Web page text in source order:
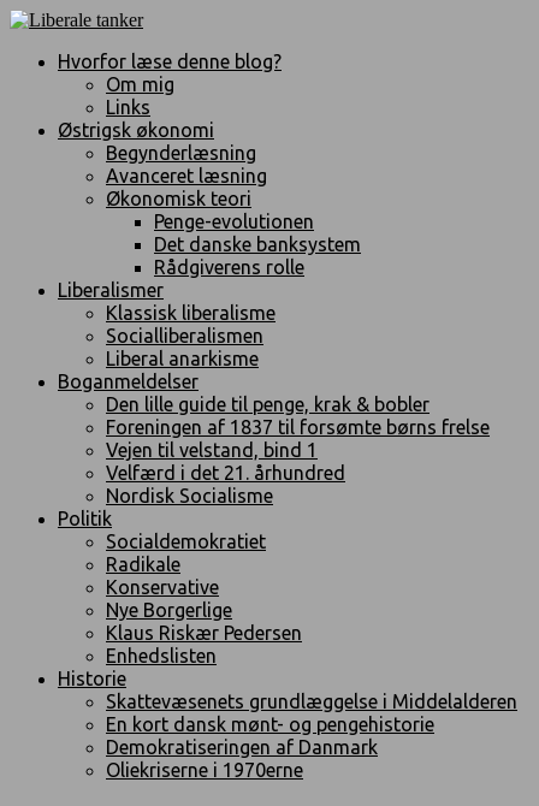
Hvorfor læse denne blog?
Om mig
Links
Østrigsk økonomi
Begynderlæsning
Avanceret læsning
Økonomisk teori
Penge-evolutionen
Det danske banksystem
Rådgiverens rolle
Liberalismer
Klassisk liberalisme
Socialliberalismen
Liberal anarkisme
Boganmeldelser
Den lille guide til penge, krak & bobler
Foreningen af 1837 til forsømte børns frelse
Vejen til velstand, bind 1
Velfærd i det 21. århundred
Nordisk Socialisme
Politik
Socialdemokratiet
Radikale
Konservative
Nye Borgerlige
Klaus Riskær Pedersen
Enhedslisten
Historie
Skattevæsenets grundlæggelse i Middelalderen
En kort dansk mønt- og pengehistorie
Demokratiseringen af Danmark
Oliekriserne i 1970erne